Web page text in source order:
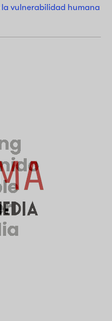
vulnerabilidad humana